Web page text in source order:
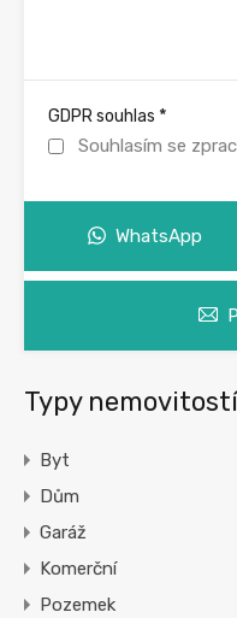
GDPR souhlas *
Souhlasím se
WhatsApp
Typy nemovitostí
Byt
Dům
Garáž
Komerční
Pozemek